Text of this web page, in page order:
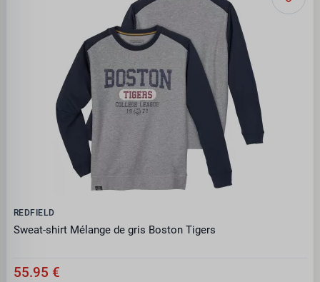
REDFIELD
Sweat-shirt Mélange de gris Boston Tigers
55.95 €